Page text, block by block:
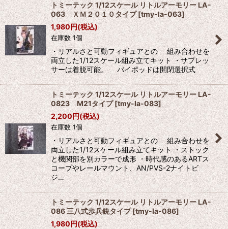
トミーテック 1/12スケール リトルアーモリー LA-
063 ＸＭ２０１０タイプ[tmy-la-063]
1,980円(税込)
在庫数 1個
・リアルさと可動フィギュアとの 組み合わせを
両立した1/12スケール組み立てキット ・サプレッ
サーは着脱可能。 バイポッドは開閉選択式
トミーテック 1/12スケール リトルアーモリー LA-
0823 M21タイプ[tmy-la-083]
2,200円(税込)
在庫数 1個
・リアルさと可動フィギュアとの 組み合わせを
両立した1/12スケール組み立てキット ・ストック
と機関部を別カラーで成形 ・時代感のあるARTス
コープやレールマウント、AN/PVS-2ナイトビ
ジ…
トミーテック 1/12スケール リトルアーモリー LA-
086 三八式歩兵銃タイプ[tmy-la-086]
1,980円(税込)